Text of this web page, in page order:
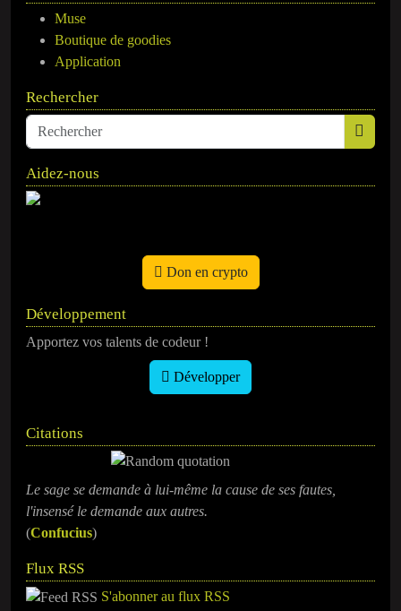
Muse
Boutique de goodies
Application
Rechercher
Aidez-nous
Don en crypto
Développement
Apportez vos talents de codeur !
Développer
Citations
Le sage se demande à lui-même la cause de ses fautes,
l'insensé le demande aux autres.
(Confucius)
Flux RSS
S'abonner au flux RSS